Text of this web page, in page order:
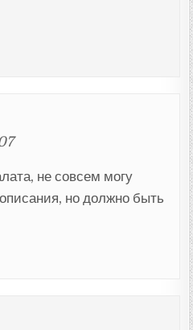
не совсем могу
но должно быть